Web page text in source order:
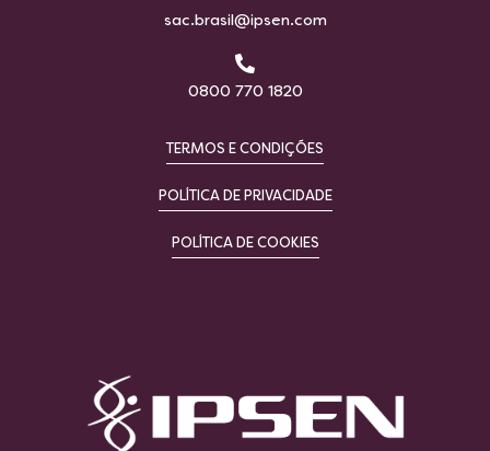
sac.brasil@ipsen.com
0800 770 1820
TERMOS E CONDIÇÕES
POLÍTICA DE PRIVACIDADE
POLÍTICA DE COOKIES